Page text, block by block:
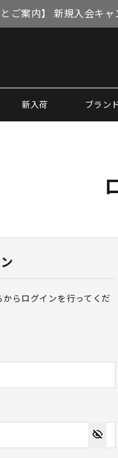
とご案内】 新規入会キ
新入荷 ブラン
らログインを行ってくだ